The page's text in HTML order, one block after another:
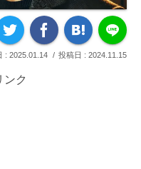
2025.01.14 2024.11.15
ンク